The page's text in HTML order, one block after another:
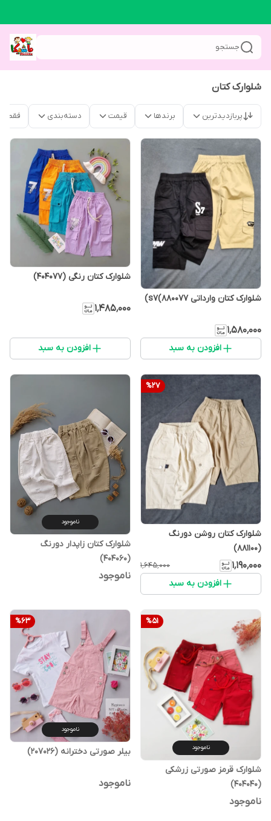
جستجو
شلوارک کتان
پربازدیدترین برندها قیمت دسته‌بندی فقط
شلوارک کتان وارداتی s7(880077)
۱٬۵۸۰٬۰۰۰
افزودن به سبد
شلوارک کتان رنگی (404077)
۱٬۴۸۵٬۰۰۰
افزودن به سبد
%27
شلوارک کتان روشن دورنگ
(881100)
۱٬۱۹۰٬۰۰۰ ۱٬۶۴۵٬۰۰۰
افزودن به سبد
ناموجود
شلوارک کتان زاپدار دورنگ
(404060)
ناموجود
%51
ناموجود
شلوارک قرمز صورتی زرشکی
(404040)
ناموجود
%63
ناموجود
بیلر صورتی دخترانه (207026)
ناموجود